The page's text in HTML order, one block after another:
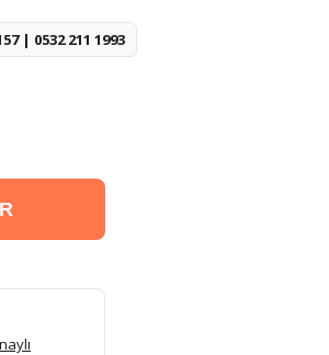
| 0532 211 1993